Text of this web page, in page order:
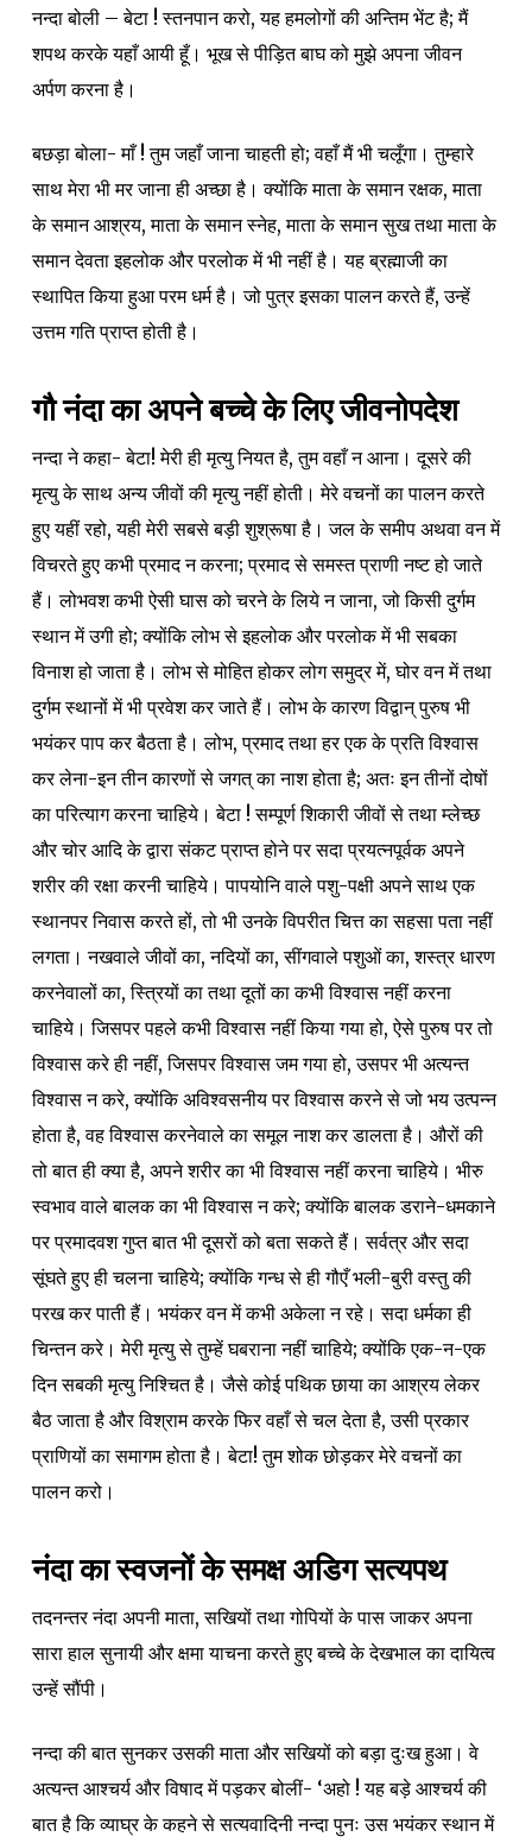
नन्दा बोली – बेटा ! स्तनपान करो, यह हमलोगों की अन्तिम भेंट है; मैं
शपथ करके यहाँ आयी हूँ। भूख से पीड़ित बाघ को मुझे अपना जीवन
अर्पण करना है।
बछड़ा बोला- माँ ! तुम जहाँ जाना चाहती हो; वहाँ मैं भी चलूँगा। तुम्हारे
साथ मेरा भी मर जाना ही अच्छा है। क्योंकि माता के समान रक्षक, माता
के समान आश्रय, माता के समान स्नेह, माता के समान सुख तथा माता के
समान देवता इहलोक और परलोक में भी नहीं है। यह ब्रह्माजी का
स्थापित किया हुआ परम धर्म है। जो पुत्र इसका पालन करते हैं, उन्हें
उत्तम गति प्राप्त होती है।
गौ नंदा का अपने बच्चे के लिए जीवनोपदेश
नन्दा ने कहा- बेटा! मेरी ही मृत्यु नियत है, तुम वहाँ न आना। दूसरे की
मृत्यु के साथ अन्य जीवों की मृत्यु नहीं होती। मेरे वचनों का पालन करते
हुए यहीं रहो, यही मेरी सबसे बड़ी शुश्रूषा है। जल के समीप अथवा वन में
विचरते हुए कभी प्रमाद न करना; प्रमाद से समस्त प्राणी नष्ट हो जाते
हैं। लोभवश कभी ऐसी घास को चरने के लिये न जाना, जो किसी दुर्गम
स्थान में उगी हो; क्योंकि लोभ से इहलोक और परलोक में भी सबका
विनाश हो जाता है। लोभ से मोहित होकर लोग समुद्र में, घोर वन में तथा
दुर्गम स्थानों में भी प्रवेश कर जाते हैं। लोभ के कारण विद्वान् पुरुष भी
भयंकर पाप कर बैठता है। लोभ, प्रमाद तथा हर एक के प्रति विश्वास
कर लेना-इन तीन कारणों से जगत्‌ का नाश होता है; अतः इन तीनों दोषों
का परित्याग करना चाहिये। बेटा ! सम्पूर्ण शिकारी जीवों से तथा म्लेच्छ
और चोर आदि के द्वारा संकट प्राप्त होने पर सदा प्रयत्नपूर्वक अपने
शरीर की रक्षा करनी चाहिये। पापयोनि वाले पशु-पक्षी अपने साथ एक
स्थानपर निवास करते हों, तो भी उनके विपरीत चित्त का सहसा पता नहीं
लगता। नखवाले जीवों का, नदियों का, सींगवाले पशुओं का, शस्त्र धारण
करनेवालों का, स्त्रियों का तथा दूतों का कभी विश्वास नहीं करना
चाहिये। जिसपर पहले कभी विश्वास नहीं किया गया हो, ऐसे पुरुष पर तो
विश्वास करे ही नहीं, जिसपर विश्वास जम गया हो, उसपर भी अत्यन्त
विश्वास न करे, क्योंकि अविश्वसनीय पर विश्वास करने से जो भय उत्पन्न
होता है, वह विश्वास करनेवाले का समूल नाश कर डालता है। औरों की
तो बात ही क्या है, अपने शरीर का भी विश्वास नहीं करना चाहिये। भीरु
स्वभाव वाले बालक का भी विश्वास न करे; क्योंकि बालक डराने-धमकाने
पर प्रमादवश गुप्त बात भी दूसरों को बता सकते हैं। सर्वत्र और सदा
सूंघते हुए ही चलना चाहिये; क्योंकि गन्ध से ही गौएँ भली-बुरी वस्तु की
परख कर पाती हैं। भयंकर वन में कभी अकेला न रहे। सदा धर्मका ही
चिन्तन करे। मेरी मृत्यु से तुम्हें घबराना नहीं चाहिये; क्योंकि एक-न-एक
दिन सबकी मृत्यु निश्चित है। जैसे कोई पथिक छाया का आश्रय लेकर
बैठ जाता है और विश्राम करके फिर वहाँ से चल देता है, उसी प्रकार
प्राणियों का समागम होता है। बेटा! तुम शोक छोड़कर मेरे वचनों का
पालन करो।
नंदा का स्वजनों के समक्ष अडिग सत्यपथ
तदनन्तर नंदा अपनी माता, सखियों तथा गोपियों के पास जाकर अपना
सारा हाल सुनायी और क्षमा याचना करते हुए बच्चे के देखभाल का दायित्व
उन्हें सौंपी।
नन्दा की बात सुनकर उसकी माता और सखियों को बड़ा दुःख हुआ। वे
अत्यन्त आश्चर्य और विषाद में पड़कर बोलीं- ‘अहो ! यह बड़े आश्चर्य की
बात है कि व्याघ्र के कहने से सत्यवादिनी नन्दा पुनः उस भयंकर स्थान में